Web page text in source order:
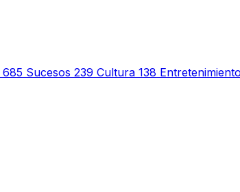
685 Sucesos 239 Cultura 138 Entretenimiento